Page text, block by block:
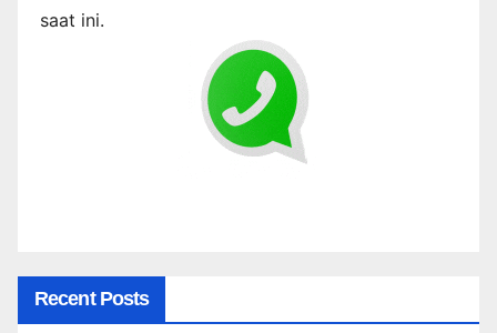
saat ini.
Recent Posts